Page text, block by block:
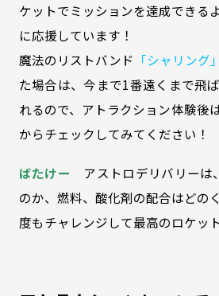
ケットでミッションを達成できる
に応援しています！
魔法のリストバンド 「シャリング」
た場合は、今まで1番遠くまで飛
れるので、アトラクション体験後
からチェックしてみてください！
ばたけー アストロデリバリーは
のか、燃料、酸化剤の配合はどの
度もチャレンジして最高のロケッ